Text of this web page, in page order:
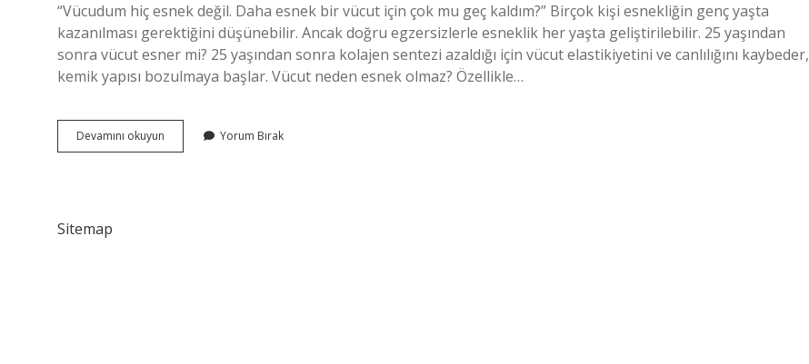
“Vücudum hiç esnek değil. Daha esnek bir vücut için çok mu geç kaldım?” Birçok kişi esnekliğin genç yaşta
kazanılması gerektiğini düşünebilir. Ancak doğru egzersizlerle esneklik her yaşta geliştirilebilir. 25 yaşından
sonra vücut esner mi? 25 yaşından sonra kolajen sentezi azaldığı için vücut elastikiyetini ve canlılığını kaybeder,
kemik yapısı bozulmaya başlar. Vücut neden esnek olmaz? Özellikle…
Devamını okuyun
Yaşından
Yorum Bırak
Sitemap